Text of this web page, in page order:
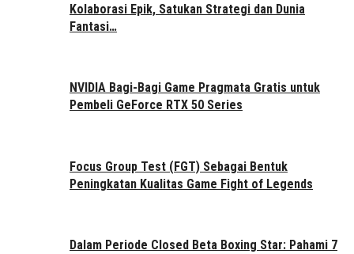
Kolaborasi Epik, Satukan Strategi dan Dunia
Fantasi…
NVIDIA Bagi-Bagi Game Pragmata Gratis untuk
Pembeli GeForce RTX 50 Series
Focus Group Test (FGT) Sebagai Bentuk
Peningkatan Kualitas Game Fight of Legends
Dalam Periode Closed Beta Boxing Star: Pahami 7